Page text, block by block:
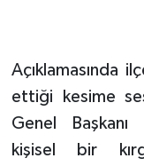
Açıklamasında
ettiği kesime
Genel Başkanı
kişisel bir